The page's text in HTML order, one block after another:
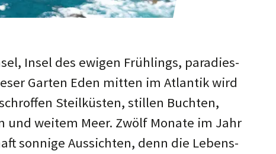
Insel des ewigen Früh­lings, para­dies­
Garten Eden mit­ten im At­lant­ik wird
Steil­küsten, stil­len Buchten,
und weit­em Meer. Zwölf Mo­na­te im Jahr
son­nige Aus­sicht­en, denn die Lebens­